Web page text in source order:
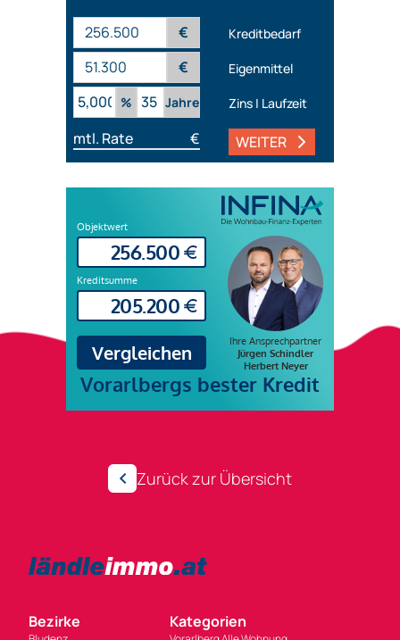
€ Kreditbedarf
€
Eigenmittel
%
Jahre Zins | Laufzeit
mtl. Rate € WEITER
Zurück zur Übersicht
Bezirke Kategorien